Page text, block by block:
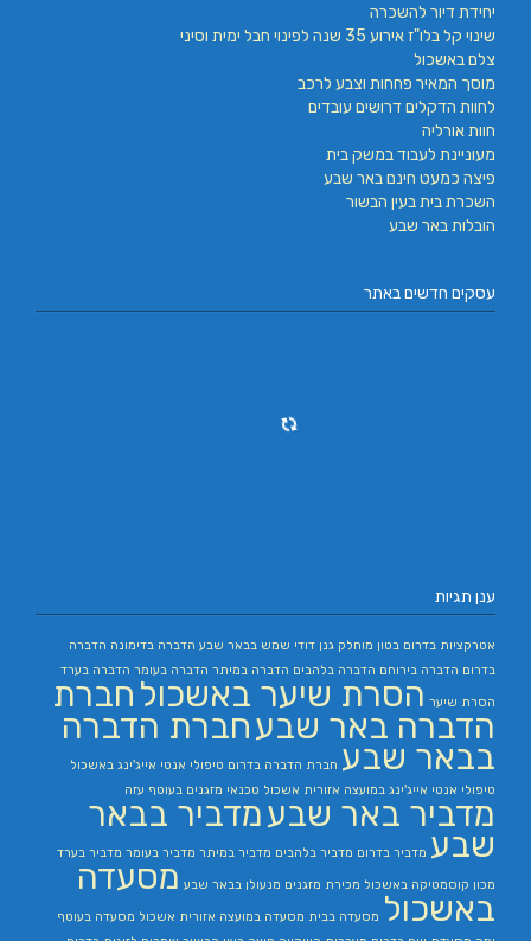
יחידת דיור להשכרה
שינוי קל בלו"ז אירוע 35 שנה לפינוי חבל ימית וסיני
צלם באשכול
מוסך המאיר פחחות וצבע לרכב
לחוות הדקלים דרושים עובדים
חוות אורליה
מעוניינת לעבוד במשק בית
פיצה כמעט חינם באר שבע
השכרת בית בעין הבשור
הובלות באר שבע
עסקים חדשים באתר
ענן תגיות
אטרקציות בדרום בטון מוחלק גנן דודי שמש בבאר שבע הדברה בדימונה הדברה
בדרום הדברה בירוחם הדברה בלהבים הדברה במיתר הדברה בעומר הדברה בערד
הסרת שיער הסרת שיער באשכול חברת
הדברה באר שבעחברת הדברה
בבאר שבע חברת הדברה בדרום טיפולי אנטי אייג'ינג באשכול
טיפולי אנטי אייג'ינג במועצה אזורית אשכול טכנאי מזגנים בעוטף עזה
מדביר באר שבעמדביר בבאר
שבע מדביר בדרום מדביר בלהבים מדביר במיתר מדביר בעומר מדביר בערד
מכון קוסמטיקה באשכול מכירת מזגנים מנעולן בבאר שבע מסעדה
באשכול מסעדה בבית מסעדה במועצה אזורית אשכול מסעדה בעוטף